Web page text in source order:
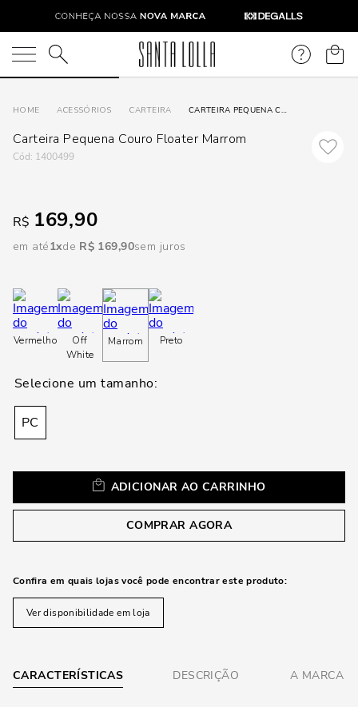
O que você está procurando?
ACESSÓRIOS CARTEIRA CARTEIRA PEQUENA COURO FLOATER MARROM
Carteira Pequena Couro Floater Marrom
: 1400499
R$ 169,90
em até1 R$ 169,90sem juros
Vermelho
Off
White
Marrom Preto
PC
ADICIONAR AO CARRINHO
COMPRAR AGORA
Confira em quais lojas você pode encontrar este produto:
Ver disponibilidade em loja
CARACTERÍSTICAS DESCRIÇÃO A MARCA